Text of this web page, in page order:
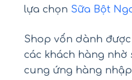
lựa chọn Sữa Bột
Shop vốn dành
các khách hàng nhờ
cung ứng hàng